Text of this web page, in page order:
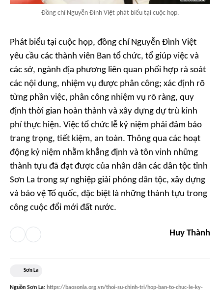
Đồng chí Nguyễn Đình Việt phát biểu tại cuộc họp.
Phát biểu tại cuộc họp, đồng chí Nguyễn Đình Việt
yêu cầu các thành viên Ban tổ chức, tổ giúp việc và
các sở, ngành địa phương liên quan phối hợp rà soát
các nội dung, nhiệm vụ được phân công; xác định rõ
từng phần việc, phân công nhiệm vụ rõ ràng, quy
định thời gian hoàn thành và xây dựng dự trù kinh
phí thực hiện. Việc tổ chức lễ kỷ niệm phải đảm bảo
trang trọng, tiết kiệm, an toàn. Thông qua các hoạt
động kỷ niệm nhằm khẳng định và tôn vinh những
thành tựu đã đạt được của nhân dân các dân tộc tỉnh
Sơn La trong sự nghiệp giải phóng dân tộc, xây dựng
và bảo vệ Tổ quốc, đặc biệt là những thành tựu trong
công cuộc đổi mới đất nước.
Huy Thành
Sơn La
Nguồn Sơn La: https://baosonla.org.vn/thoi-su-chinh-tri/hop-ban-to-chuc-le-ky-